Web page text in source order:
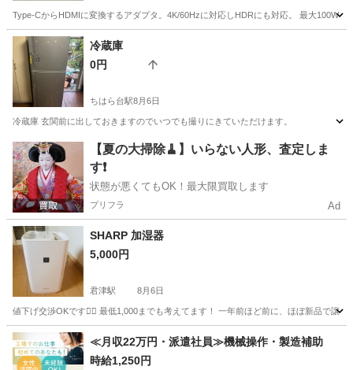
Type-CからHDMIに変換するアダプタ。4K/60Hzに対応しHDRにも対応。 最大100W
千葉 船橋市 西船橋駅
冷蔵庫
0円
ちはら台駅8月6日
冷蔵庫 玄関前に出しておきますのでいつでも撮りにきていただけます。
千葉 市原市 ちはら台駅 キッチン家電
【夏の大掃除🧹】いらない人形、査定しま
す❗️
状態が悪くてもOK！最大限買取します
プリフラ Ad
SHARP 加湿器
5,000円
君津駅 8月6日
値下げ交渉OKです🙆‍♀️ 最低1,000までも考えてます！ 一年前ほど前に、ほぼ新品で譲
千葉 君津市 君津駅 季節、空調家電
≪月収22万円・派遣社員≫機械操作・製造補助
時給1,250円